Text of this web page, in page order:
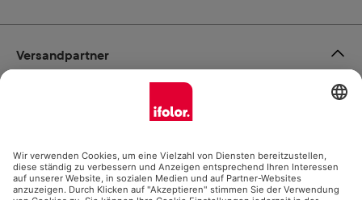
Zahlungsmöglichkeiten
Social Media
Versandpartner